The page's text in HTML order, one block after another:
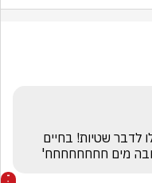
מים חחחחחחחח'